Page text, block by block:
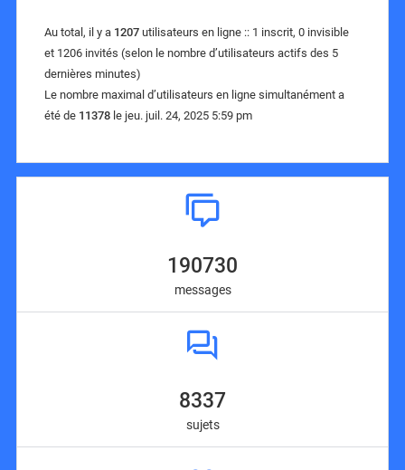
Au total, il y a 1207 utilisateurs en ligne :: 1 inscrit, 0 invisible
et 1206 invités (selon le nombre d’utilisateurs actifs des 5
dernières minutes)
Le nombre maximal d’utilisateurs en ligne simultanément a
été de 11378 le jeu. juil. 24, 2025 5:59 pm
190730
messages
8337
sujets